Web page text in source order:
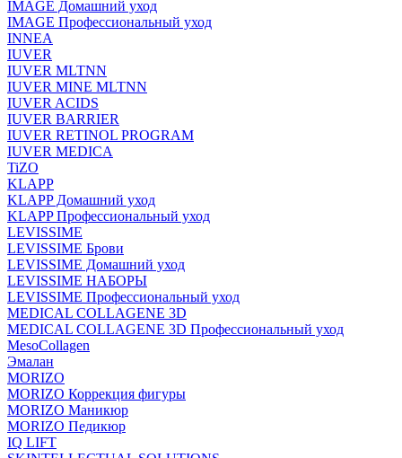
IMAGE Домашний уход
IMAGE Профессиональный уход
INNEA
IUVER
IUVER MLTNN
IUVER MINE MLTNN
IUVER ACIDS
IUVER BARRIER
IUVER RETINOL PROGRAM
IUVER MEDICA
TiZO
KLAPP
KLAPP Домашний уход
KLAPP Профессиональный уход
LEVISSIME
LEVISSIME Брови
LEVISSIME Домашний уход
LEVISSIME НАБОРЫ
LEVISSIME Профессиональный уход
MEDICAL COLLAGENE 3D
MEDICAL COLLAGENE 3D Профессиональный уход
MesoCollagen
Эмалан
MORIZO
MORIZO Коррекция фигуры
MORIZO Маникюр
MORIZO Педикюр
IQ LIFT